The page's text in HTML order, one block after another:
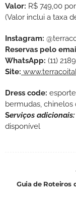
Valor: R$ 749,00
(Valor inclui a taxa
Instagram:
Reservas pelo
WhatsApp: (11)
Site:
Dress code:
bermudas, chinelos
Serviços adicionais:
disponível
Guia de Roteiros